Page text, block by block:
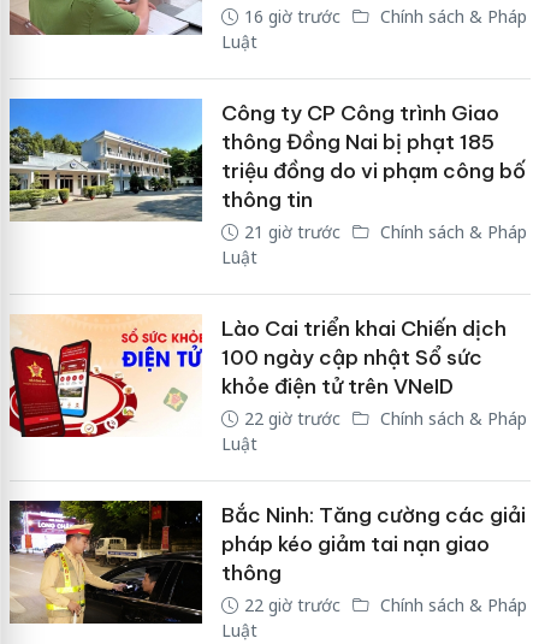
16 giờ trước
Chính sách & Pháp
Luật
Công ty CP Công trình Giao
thông Đồng Nai bị phạt 185
triệu đồng do vi phạm công bố
thông tin
21 giờ trước
Chính sách & Pháp
Luật
Lào Cai triển khai Chiến dịch
100 ngày cập nhật Sổ sức
khỏe điện tử trên VNeID
22 giờ trước
Chính sách & Pháp
Luật
Bắc Ninh: Tăng cường các giải
pháp kéo giảm tai nạn giao
thông
22 giờ trước
Chính sách & Pháp
Luật